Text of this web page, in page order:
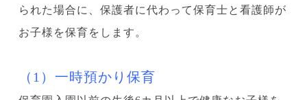
られた場合に、保護者に代わって保育士と看護師が
お子様を保育をします。
（1）一時預かり保育